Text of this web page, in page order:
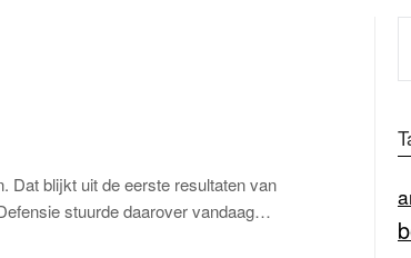
Dat blijkt uit de eerste resultaten van
stuurde daarover vandaag…